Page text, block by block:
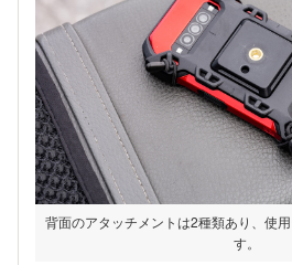
背面のアタッチメントは2種類あり、使
す。